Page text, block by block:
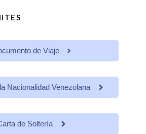
de Viaje
Nacionalidad Venezolana
de Soltería